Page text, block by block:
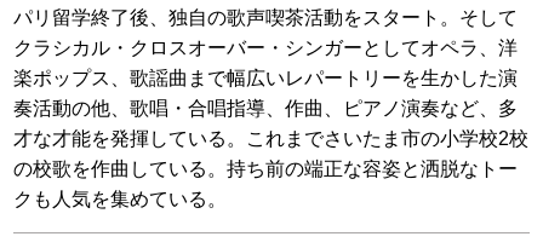
パリ留学終了後、独自の歌声喫茶活動をスタート。そして
クラシカル・クロスオーバー・シンガーとしてオペラ、洋
楽ポップス、歌謡曲まで幅広いレパートリーを生かした演
奏活動の他、歌唱・合唱指導、作曲、ピアノ演奏など、多
才な才能を発揮している。これまでさいたま市の小学校2校
の校歌を作曲している。持ち前の端正な容姿と洒脱なトー
クも人気を集めている。